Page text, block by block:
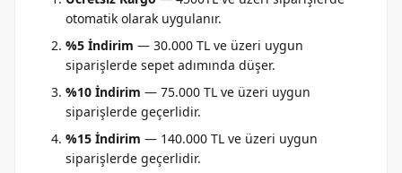
otomatik olarak uygulanır.
%5 İndirim — 30.000 TL ve üzeri uygun
siparişlerde sepet adımında düşer.
%10 İndirim — 75.000 TL ve üzeri uygun
siparişlerde geçerlidir.
%15 İndirim — 140.000 TL ve üzeri uygun
siparişlerde geçerlidir.